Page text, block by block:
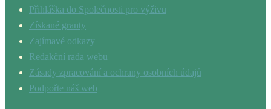
Přihláška do Společnosti pro výživu
Získané granty
Zajímavé odkazy
Redakční rada webu
Zásady zpracování a ochrany osobních údajů
Podpořte náš web